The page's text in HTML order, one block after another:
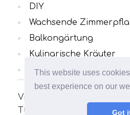
This website uses
best experience on our
Got
Viele interessante und
Thema Gartenarbeit. Ihr
DIY
Wachsende
Balkongärtung
Kulinarische Kräuter
Alle Kategorien